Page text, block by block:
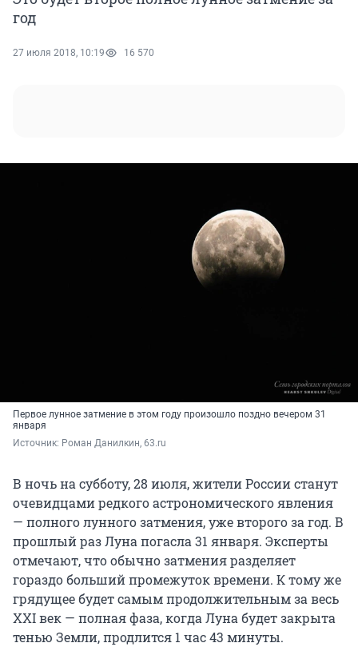
год
27 июля 2018, 10:19 16 570
Первое лунное затмение в этом году произошло поздно вечером 31
января
Источник: Роман Данилкин, 63.ru
В ночь на субботу, 28 июля, жители России станут
очевидцами редкого астрономического явления
— полного лунного затмения, уже второго за год. В
прошлый раз Луна погасла 31 января. Эксперты
отмечают, что обычно затмения разделяет
гораздо больший промежуток времени. К тому же
грядущее будет самым продолжительным за весь
XXI век — полная фаза, когда Луна будет закрыта
тенью Земли, продлится 1 час 43 минуты.